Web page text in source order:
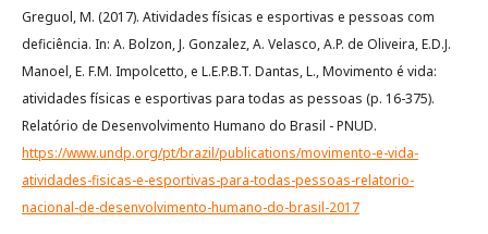
Greguol, M. (2017). Atividades físicas e esportivas e pessoas com
deficiência. In: A. Bolzon, J. Gonzalez, A. Velasco, A.P. de Oliveira, E.D.J.
Manoel, E. F.M. Impolcetto, e L.E.P.B.T. Dantas, L., Movimento é vida:
atividades físicas e esportivas para todas as pessoas (p. 16-375).
Relatório de Desenvolvimento Humano do Brasil - PNUD.
https://www.undp.org/pt/brazil/publications/movimento-e-vida-
atividades-fisicas-e-esportivas-para-todas-pessoas-relatorio-
nacional-de-desenvolvimento-humano-do-brasil-2017